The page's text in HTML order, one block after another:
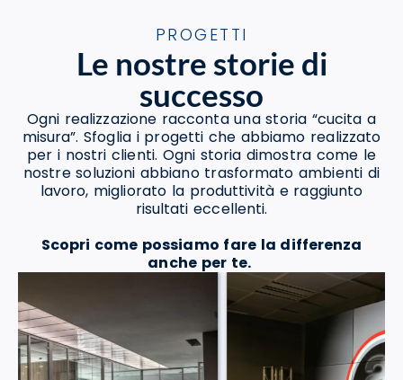
PROGETTI
Le nostre storie di
successo
Ogni realizzazione racconta una storia “cucita a
misura”. Sfoglia i progetti che abbiamo realizzato
per i nostri clienti. Ogni storia dimostra come le
nostre soluzioni abbiano trasformato ambienti di
lavoro, migliorato la produttività e raggiunto
risultati eccellenti.
Scopri come possiamo fare la differenza
anche per te.